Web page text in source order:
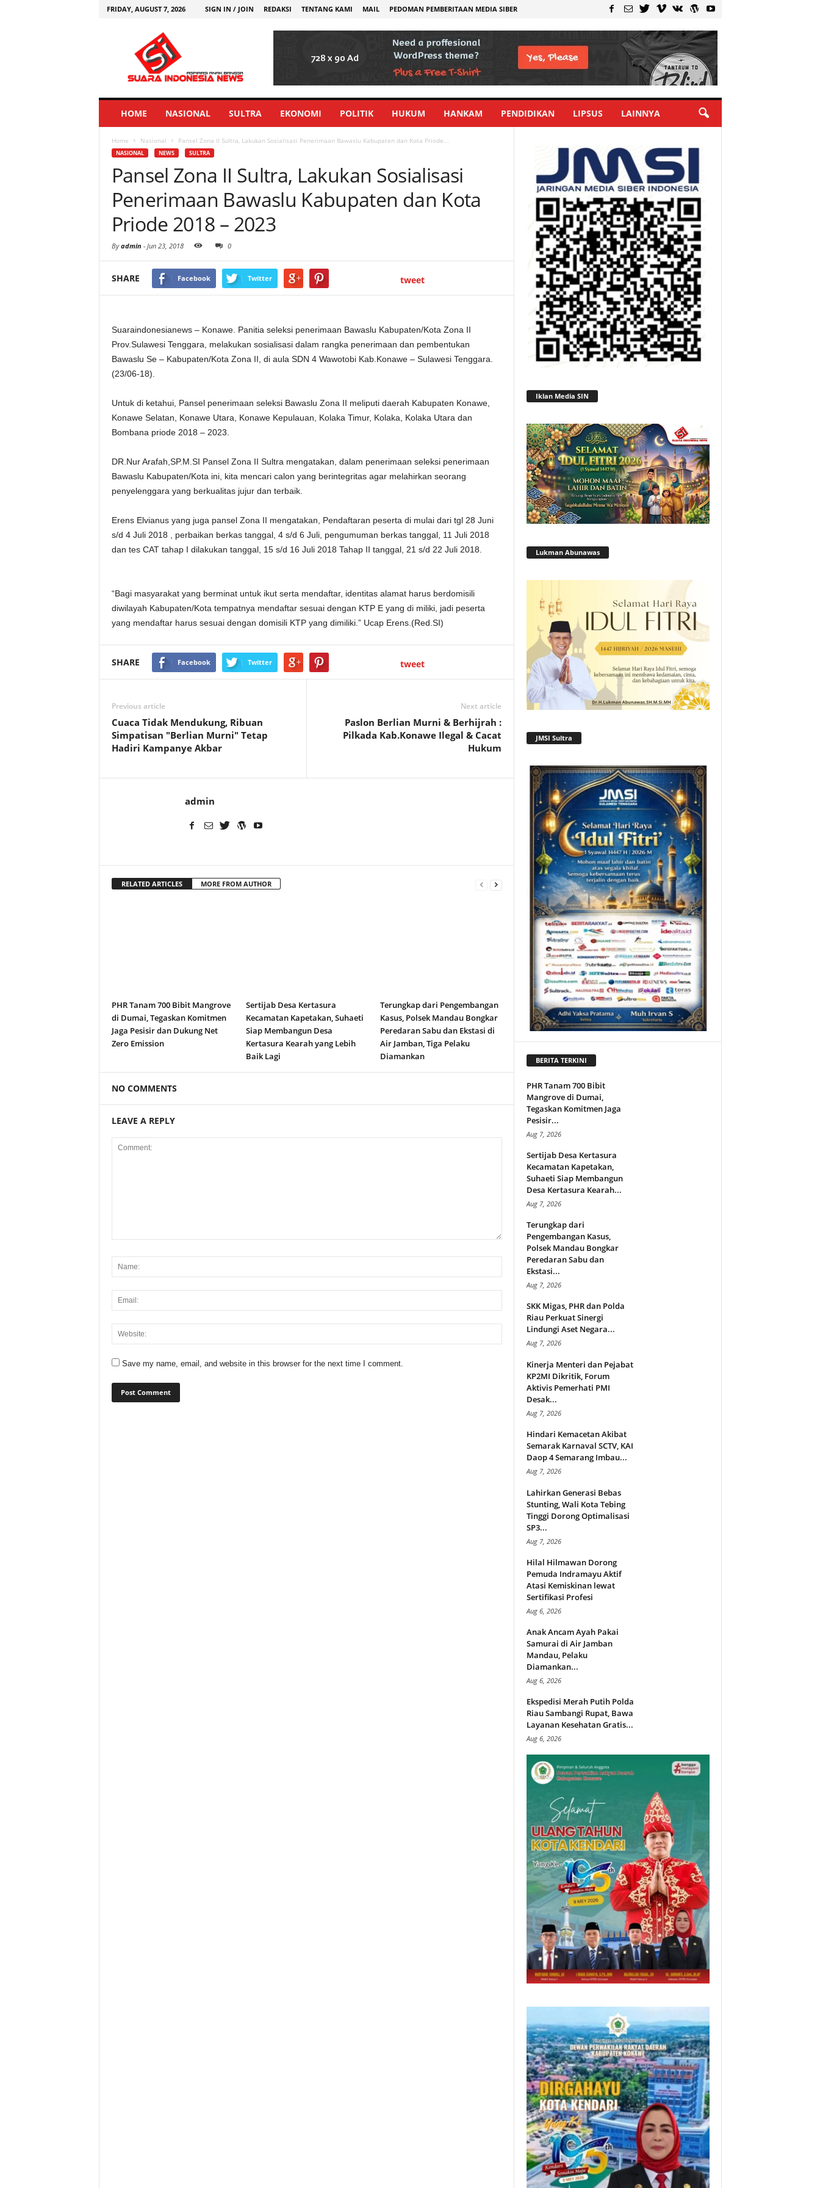
FRIDAY, AUGUST 7, 2026 SIGN IN / JOIN REDAKSI TENTANG KAMI MAIL PEDOMAN PEMBERITAAN MEDIA SIBER
HOME NASIONAL SULTRA EKONOMI POLITIK HUKUM HANKAM PENDIDIKAN LIPSUS LAINNYA
Home Nasional Pansel Zona II Sultra, Lakukan Sosialisasi Penerimaan Bawaslu Kabupaten dan Kota Priode...
NASIONAL NEWS SULTRA
Pansel Zona II Sultra, Lakukan Sosialisasi
Penerimaan Bawaslu Kabupaten dan Kota
Priode 2018 – 2023
Byadmin - Jun 23, 2018 0
SHARE Facebook Twitter tweet
Suaraindonesianews – Konawe. Panitia seleksi penerimaan Bawaslu Kabupaten/Kota Zona II
Prov.Sulawesi Tenggara, melakukan sosialisasi dalam rangka penerimaan dan pembentukan
Bawaslu Se – Kabupaten/Kota Zona II, di aula SDN 4 Wawotobi Kab.Konawe – Sulawesi Tenggara.
(23/06-18).
Untuk di ketahui, Pansel penerimaan seleksi Bawaslu Zona II meliputi daerah Kabupaten Konawe,
Konawe Selatan, Konawe Utara, Konawe Kepulauan, Kolaka Timur, Kolaka, Kolaka Utara dan
Bombana priode 2018 – 2023.
DR.Nur Arafah,SP.M.SI Pansel Zona II Sultra mengatakan, dalam penerimaan seleksi penerimaan
Bawaslu Kabupaten/Kota ini, kita mencari calon yang berintegritas agar melahirkan seorang
penyelenggara yang berkualitas jujur dan terbaik.
Erens Elvianus yang juga pansel Zona II mengatakan, Pendaftaran peserta di mulai dari tgl 28 Juni
s/d 4 Juli 2018 , perbaikan berkas tanggal, 4 s/d 6 Juli, pengumuman berkas tanggal, 11 Juli 2018
dan tes CAT tahap I dilakukan tanggal, 15 s/d 16 Juli 2018 Tahap II tanggal, 21 s/d 22 Juli 2018.
“Bagi masyarakat yang berminat untuk ikut serta mendaftar, identitas alamat harus berdomisili
diwilayah Kabupaten/Kota tempatnya mendaftar sesuai dengan KTP E yang di miliki, jadi peserta
yang mendaftar harus sesuai dengan domisili KTP yang dimiliki.” Ucap Erens.(Red.SI)
SHARE Facebook Twitter tweet
Previous article
Cuaca Tidak Mendukung, Ribuan
Simpatisan "Berlian Murni" Tetap
Hadiri Kampanye Akbar
Next article
Paslon Berlian Murni & Berhijrah :
Pilkada Kab.Konawe Ilegal & Cacat
Hukum
admin
RELATED ARTICLES MORE FROM AUTHOR
PHR Tanam 700 Bibit Mangrove
di Dumai, Tegaskan Komitmen
Jaga Pesisir dan Dukung Net
Zero Emission
Sertijab Desa Kertasura
Kecamatan Kapetakan, Suhaeti
Siap Membangun Desa
Kertasura Kearah yang Lebih
Baik Lagi
Terungkap dari Pengembangan
Kasus, Polsek Mandau Bongkar
Peredaran Sabu dan Ekstasi di
Air Jamban, Tiga Pelaku
Diamankan
NO COMMENTS
LEAVE A REPLY
Save my name, email, and website in this browser for the next time I comment.
Iklan Media SIN
Lukman Abunawas
JMSI Sultra
BERITA TERKINI
PHR Tanam 700 Bibit
Mangrove di Dumai,
Tegaskan Komitmen Jaga
Pesisir...
Aug 7, 2026
Sertijab Desa Kertasura
Kecamatan Kapetakan,
Suhaeti Siap Membangun
Desa Kertasura Kearah...
Aug 7, 2026
Terungkap dari
Pengembangan Kasus,
Polsek Mandau Bongkar
Peredaran Sabu dan
Ekstasi...
Aug 7, 2026
SKK Migas, PHR dan Polda
Riau Perkuat Sinergi
Lindungi Aset Negara...
Aug 7, 2026
Kinerja Menteri dan Pejabat
KP2MI Dikritik, Forum
Aktivis Pemerhati PMI
Desak...
Aug 7, 2026
Hindari Kemacetan Akibat
Semarak Karnaval SCTV, KAI
Daop 4 Semarang Imbau...
Aug 7, 2026
Lahirkan Generasi Bebas
Stunting, Wali Kota Tebing
Tinggi Dorong Optimalisasi
SP3...
Aug 7, 2026
Hilal Hilmawan Dorong
Pemuda Indramayu Aktif
Atasi Kemiskinan lewat
Sertifikasi Profesi
Aug 6, 2026
Anak Ancam Ayah Pakai
Samurai di Air Jamban
Mandau, Pelaku
Diamankan...
Aug 6, 2026
Ekspedisi Merah Putih Polda
Riau Sambangi Rupat, Bawa
Layanan Kesehatan Gratis...
Aug 6, 2026